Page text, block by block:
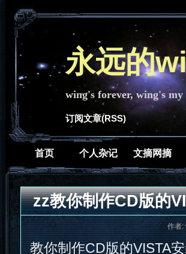
永远的
wing's forever, wing's my
订阅文章(RSS)
首页 个人杂记 文摘网摘
zz教你制作CD版的
作者:
教你制作CD版的VISTA